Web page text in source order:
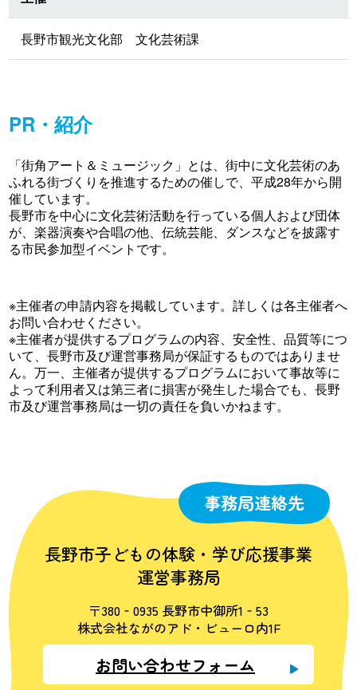
長野市観光文化部 文化芸術課
PR・紹介
「街角アート＆ミュージック」とは、街中に文化芸術のあ
ふれる街づくりを推進するための催しで、平成28年から開
催しています。
長野市を中心に文化芸術活動を行っている個人および団体
が、楽器演奏や合唱の他、伝統芸能、ダンスなどを披露す
る市民参加型イベントです。
※主催者の申請内容を掲載しています。詳しくは各主催者へ
お問い合わせください。
※主催者が提供するプログラムの内容、安全性、品質等につ
いて、長野市及び運営事務局が保証するものではありませ
ん。万一、主催者が提供するプログラムにおいて事故等に
よって利用者又は第三者に損害が発生した場合でも、長野
市及び運営事務局は一切の責任を負いかねます。
事務局連絡先
長野市子どもの体験・学び応援事業
運営事務局
〒380‐0935 長野市中御所1‐53
株式会社ながのアド・ビューロ内1F
お問い合わせフォーム